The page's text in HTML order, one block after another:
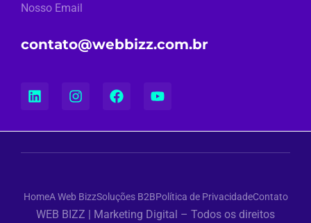
Nosso Email
contato@webbizz.com.br
HomeA Web BizzSoluções B2BPolítica de PrivacidadeContato
WEB BIZZ | Marketing Digital – Todos os direitos